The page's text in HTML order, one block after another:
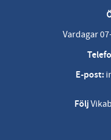
Vardagar
E-post:
Följ